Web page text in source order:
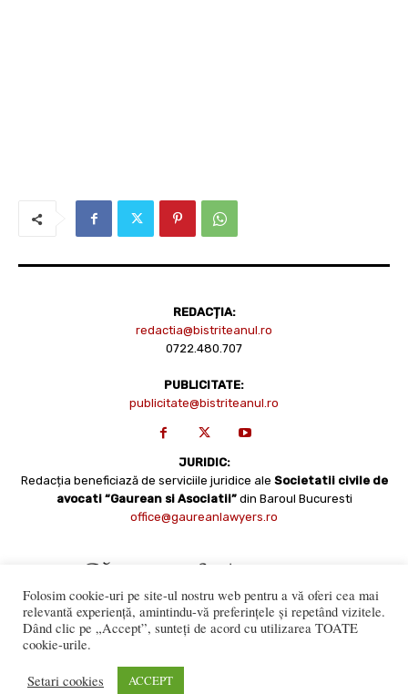
REDACȚIA:
redactia@bistriteanul.ro
0722.480.707
PUBLICITATE:
publicitate@bistriteanul.ro
JURIDIC:
Redacția beneficiază de serviciile juridice ale Societatii civile de
avocati “Gaurean si Asociatii” din Baroul Bucuresti
office@gaureanlawyers.ro
numai cu acordul expres al Bistriteanul.Ro. © Copyright 2008 -
Folosim cookie-uri pe site-ul nostru web pentru a vă oferi cea mai
relevantă experiență, amintindu-vă preferințele și repetând vizitele.
Dând clic pe „Accept”, sunteți de acord cu utilizarea TOATE
cookie-urile.
Setari cookies ACCEPT